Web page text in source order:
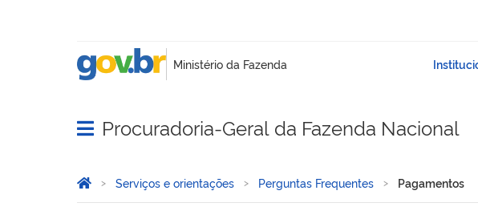
Abrir menu principal de navegação
Procuradoria-Geral da Fazenda Nacional
Você está aqui:
Página Inicial
Serviços e orientações Perguntas Frequentes Pagamentos